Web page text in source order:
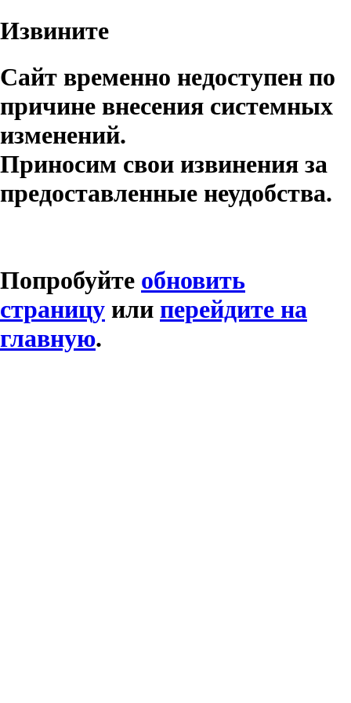
Извините
Сайт временно недоступен по
причине внесения системных
изменений.
Приносим свои извинения за
предоставленные неудобства.
Попробуйте обновить
страницу или перейдите на
главную.